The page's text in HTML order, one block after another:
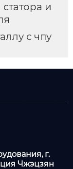
и
с чпу
г.
Чжэцзян